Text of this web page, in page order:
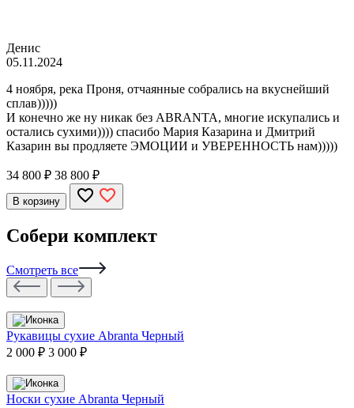
Денис
05.11.2024
4 ноября, река Проня, отчаянные собрались на вкуснейший
сплав)))))
И конечно же ну никак без ABRANTA, многие искупались и
остались сухими)))) спасибо Мария Казарина и Дмитрий
Казарин вы продляете ЭМОЦИИ и УВЕРЕННОСТЬ нам)))))
34 800 ₽ 38 800 ₽
В корзину
Собери комплект
Смотреть все
Рукавицы сухие Abranta Черный
2 000 ₽ 3 000 ₽
Носки сухие Abranta Черный